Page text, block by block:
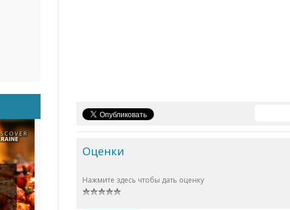
Оценки
Нажмите здесь чтобы дать оценку